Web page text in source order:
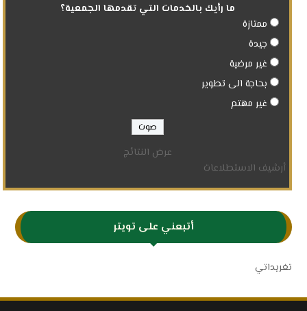
ما رأيك بالخدمات التي تقدمها الجمعية؟
ممتازة
جيدة
غير مرضية
بحاجة الى تطوير
غير مهتم
عرض النتائج
أرشيف الاستطلاعات
أتبعني على تويتر
تغريداتي